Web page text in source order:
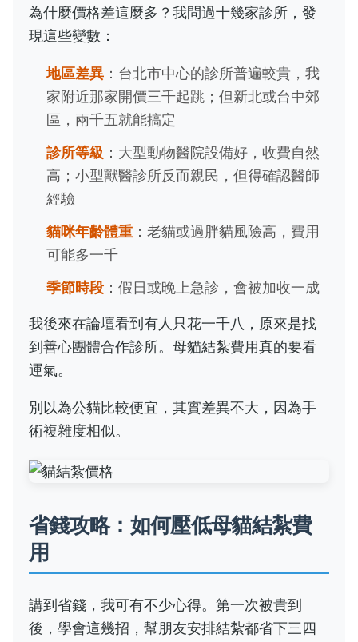
為什麼價格差這麼多？我問過十幾家診所，發
現這些變數：
地區差異 ：台北市中心的診所普遍較貴，我
家附近那家開價三千起跳；但新北或台中郊
區，兩千五就能搞定
診所等級 ：大型動物醫院設備好，收費自然
高；小型獸醫診所反而親民，但得確認醫師
經驗
貓咪年齡體重 ：老貓或過胖貓風險高，費用
可能多一千
季節時段 ：假日或晚上急診，會被加收一成
我後來在論壇看到有人只花一千八，原來是找
到善心團體合作診所。母貓結紮費用真的要看
運氣。
別以為公貓比較便宜，其實差異不大，因為手
術複雜度相似。
省錢攻略：如何壓低母貓結紮費
用
講到省錢，我可有不少心得。第一次被貴到
後，學會這幾招，幫朋友安排結紮都省下三四